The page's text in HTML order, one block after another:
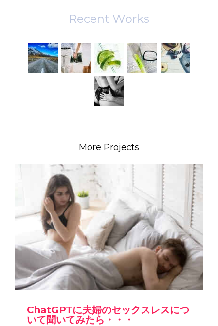
Recent Works
More Projects
ChatGPTに夫婦のセックスレスにつ
いて聞いてみたら・・・